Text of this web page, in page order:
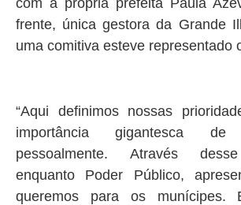
com a própria prefeita Paula
frente, única gestora da Grande
uma comitiva esteve representado
“Aqui definimos nossas
importância gigantesca de
pessoalmente. Através
enquanto Poder Público,
queremos para os munícipes.